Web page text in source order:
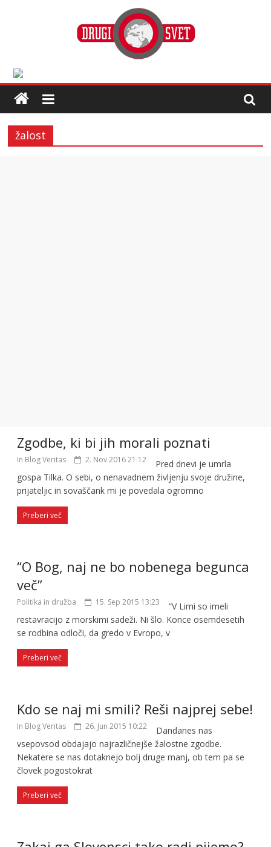
žalost
Zgodbe, ki bi jih morali poznati
In Blog Veritas 2. Nov 2016 21:12
Pred dnevi je umrla
gospa Tilka. O sebi, o nenavadnem življenju svoje družine,
prijateljic in sovaščank mi je povedala ogromno
Preberi več
“O Bog, naj ne bo nobenega begunca
več”
Politika in družba 15. Sep 2015 13:23
“V Limi so imeli
restavracijo z morskimi sadeži. Ni šlo. Konce osemdesetih
se rodbina odloči, da gredo v Evropo, v
Preberi več
Kdo se naj mi smili? Reši najprej sebe!
In Blog Veritas 26. Jun 2015 10:22
Dandanes nas
vsepovsod obdajajo najrazličnejše žalostne zgodbe.
Nekatere se nas dotaknejo bolj druge manj, ob tem pa se
človek pogostokrat
Preberi več